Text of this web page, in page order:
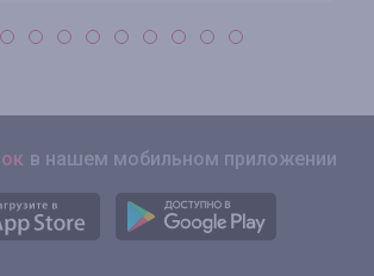
в нашем мобильном приложении